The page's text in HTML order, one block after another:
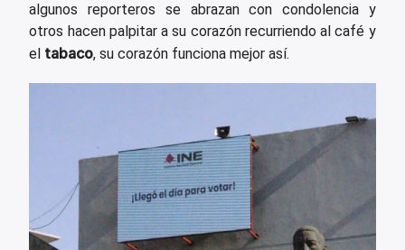
algunos reporteros se abrazan con condolencia y
otros hacen palpitar a su corazón recurriendo al café y
el tabaco, su corazón funciona mejor así.